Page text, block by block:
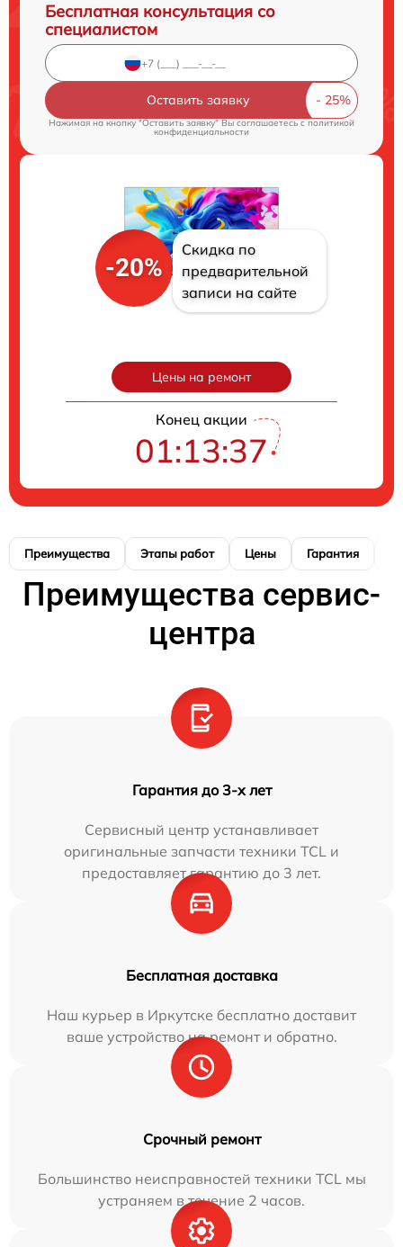
Бесплатная консультация со
специалистом
Оставить заявку
Нажимая на кнопку "Оставить заявку" Вы соглашаетесь cполитикой
конфиденциальности
-20%
Скидка по
предварительной
записи на сайте
Цены на ремонт
Конец акции
01:13:36
Преимущества Этапы работ Цены Гарантия
Преимущества сервис-
центра
Гарантия до 3-х лет
Сервисный центр устанавливает
оригинальные запчасти техники TCL и
предоставляет гарантию до 3 лет.
Бесплатная доставка
Наш курьер в Иркутске бесплатно доставит
ваше устройство на ремонт и обратно.
Срочный ремонт
Большинство неисправностей техники TCL мы
устраняем в течение 2 часов.